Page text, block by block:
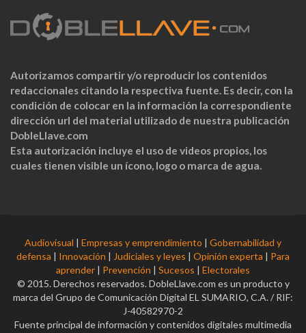
Autorizamos compartir y/o reproducir los contenidos
redaccionales citando la respectiva fuente. Es decir, con la
condición de colocar en la información la correspondiente
dirección url del material utilizado de nuestra publicación
DobleLlave.com
Esta autorización incluye el uso de videos propios, los
cuales tienen visible un ícono, logo o marca de agua.
Audiovisual | Empresas y emprendimiento | Gobernabilidad y
defensa | Innovación | Judiciales y leyes | Opinión experta | Para
aprender | Prevención | Sucesos | Electorales
© 2015. Derechos reservados. DobleLlave.com es un producto y
marca del Grupo de Comunicación Digital EL SUMARIO, C.A. / RIF:
J-40582970-2
Fuente principal de información y contenidos digitales multimedia